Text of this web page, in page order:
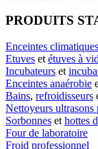
PRODUITS
Enceintes climatiques
Etuves etétuves à
Incubateurs et
Enceintes anaérobie
Bains, refroidisseurs
Nettoyeurs ultrasons
Sorbonnes ethottes
Four de laboratoire
Froid professionnel